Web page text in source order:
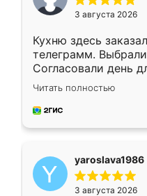
3 августа 2026
Кухню здесь
телеграмм.
Согласовали день
недели кухня была
довольны работой.
мебель за
Читать полностью
yaroslava1986
3 августа 2026